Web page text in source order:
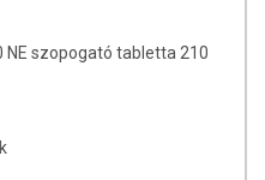
NE szopogató tabletta 210